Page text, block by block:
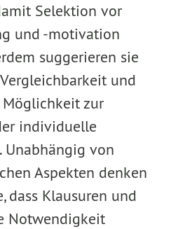
Selektion vor
und -motivation
suggerieren sie
und
zur
individuelle
Unabhängig von
Aspekten denken
dass Klausuren und
Notwendigkeit